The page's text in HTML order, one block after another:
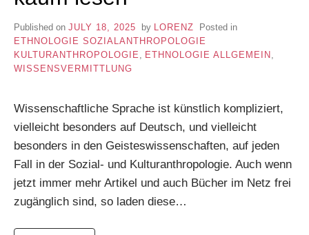
Published on JULY 18, 2025 by LORENZ
Posted in
ETHNOLOGIE SOZIALANTHROPOLOGIE
KULTURANTHROPOLOGIE
ETHNOLOGIE ALLGEMEIN
WISSENSVERMITTLUNG
Wissenschaftliche Sprache ist künstlich kompliziert,
vielleicht besonders auf Deutsch, und vielleicht
besonders in den Geisteswissenschaften, auf jeden
Fall in der Sozial- und Kulturanthropologie. Auch wenn
jetzt immer mehr Artikel und auch Bücher im Netz frei
zugänglich sind, so laden diese…